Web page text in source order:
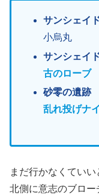
サンシェイ
小烏丸
サンシェイ
古のローブ
砂零の遺跡
乱れ投げナ
まだ行かなくてい
北側に意志のブロー